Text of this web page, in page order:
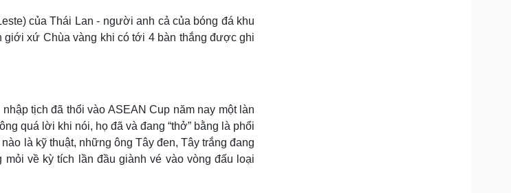
của Thái Lan - người anh cả của bóng đá khu
xứ Chùa vàng khi có tới 4 bàn thắng được ghi
tịch đã thổi vào ASEAN Cup năm nay một làn
quá lời khi nói, họ đã và đang “thở” bằng là phổi
là kỹ thuật, những ông Tây đen, Tây trắng đang
về kỳ tích lần đầu giành vé vào vòng đấu loại